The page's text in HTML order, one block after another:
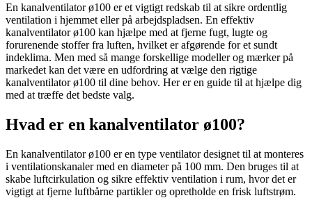
En kanalventilator ø100 er et vigtigt redskab til at sikre ordentlig
ventilation i hjemmet eller på arbejdspladsen. En effektiv
kanalventilator ø100 kan hjælpe med at fjerne fugt, lugte og
forurenende stoffer fra luften, hvilket er afgørende for et sundt
indeklima. Men med så mange forskellige modeller og mærker på
markedet kan det være en udfordring at vælge den rigtige
kanalventilator ø100 til dine behov. Her er en guide til at hjælpe dig
med at træffe det bedste valg.
Hvad er en kanalventilator ø100?
En kanalventilator ø100 er en type ventilator designet til at monteres
i ventilationskanaler med en diameter på 100 mm. Den bruges til at
skabe luftcirkulation og sikre effektiv ventilation i rum, hvor det er
vigtigt at fjerne luftbårne partikler og opretholde en frisk luftstrøm.